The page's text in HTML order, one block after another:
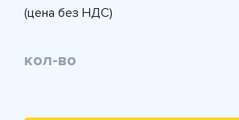
(цена без НДС)
кол-во